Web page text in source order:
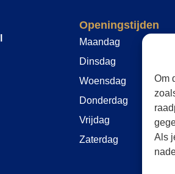
Om
Als
Openingstijden
Maandag
8:30-
Dinsdag
Woensdag
8:30-
Donderdag
Vrijdag
8:30-
Zaterdag
Op